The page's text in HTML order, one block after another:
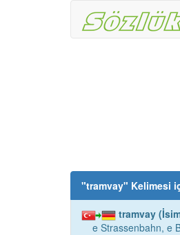
"tramvay" Kelimesi
tramvay
e Strassenbahn, e